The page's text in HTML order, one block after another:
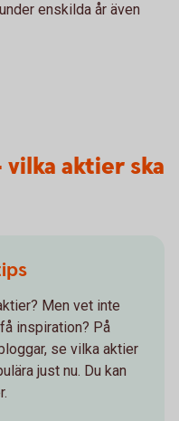
enskilda år även
aktier ska
Men vet inte
inspiration? På
se vilka aktier
just nu. Du kan